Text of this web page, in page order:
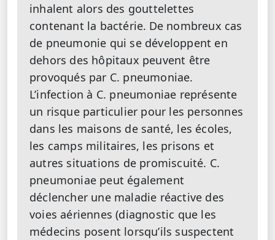
inhalent alors des gouttelettes
contenant la bactérie. De nombreux cas
de pneumonie qui se développent en
dehors des hôpitaux peuvent être
provoqués par C. pneumoniae.
L’infection à C. pneumoniae représente
un risque particulier pour les personnes
dans les maisons de santé, les écoles,
les camps militaires, les prisons et
autres situations de promiscuité. C.
pneumoniae peut également
déclencher une maladie réactive des
voies aériennes (diagnostic que les
médecins posent lorsqu’ils suspectent